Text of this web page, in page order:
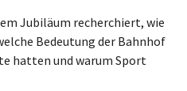
Jubiläum recherchiert, wie
Bedeutung der Bahnhof
hatten und warum Sport